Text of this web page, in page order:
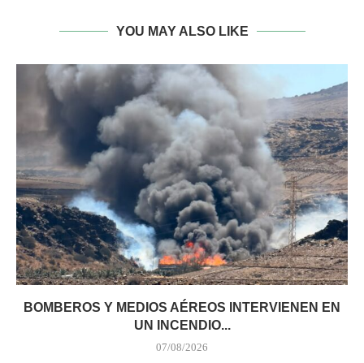
YOU MAY ALSO LIKE
BOMBEROS Y MEDIOS AÉREOS INTERVIENEN EN
UN INCENDIO...
07/08/2026